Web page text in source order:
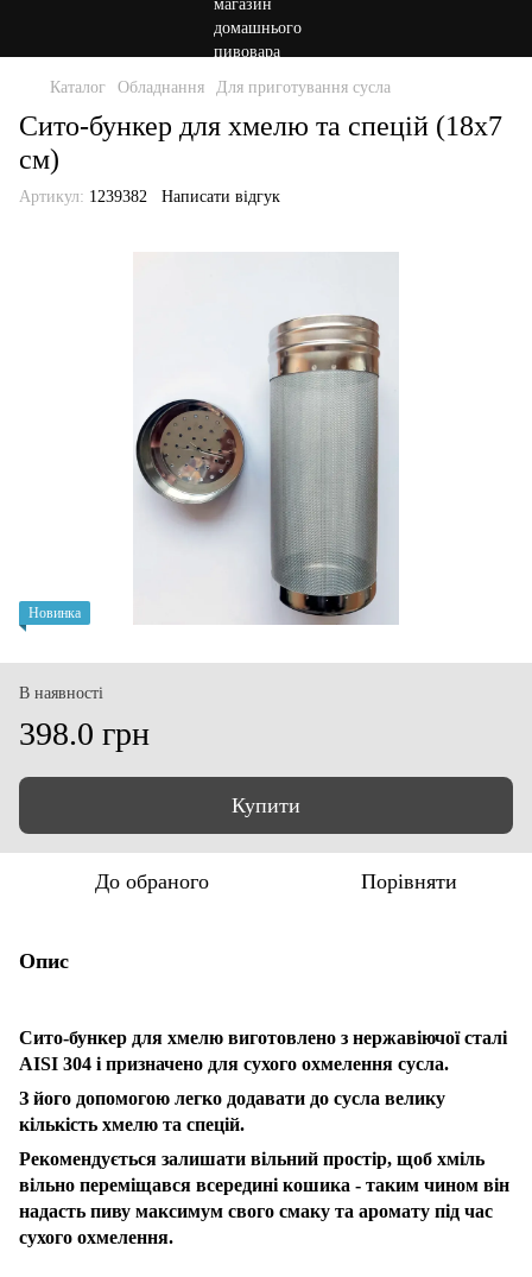
Каталог Обладнання Для приготування сусла
Сито-бункер для хмелю та спецій (18х7
см)
Артикул: 1239382 Написати відгук
Новинка
В наявності
398.0 грн
Купити
До обраного Порівняти
Опис
Сито-бункер для хмелю виготовлено з нержавіючої сталі
AISI 304 і призначено для сухого охмелення сусла.
З його допомогою легко додавати до сусла велику
кількість хмелю та спецій.
Рекомендується залишати вільний простір, щоб хміль
вільно переміщався всередині кошика - таким чином він
надасть пиву максимум свого смаку та аромату під час
сухого охмелення.